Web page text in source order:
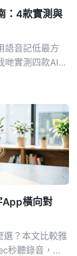
：4款實測與
語音記低最方
哋實測四款AI語
App橫向對
選？本文比較雅
秒聽錄音，從